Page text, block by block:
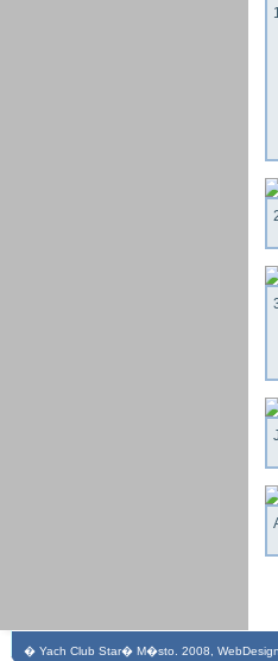
� Yach Club Star� M�sto. 2008,